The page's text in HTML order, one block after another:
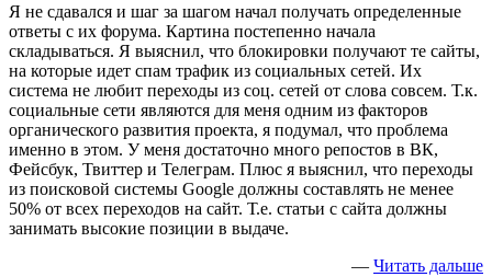
Я не сдавался и шаг за шагом начал получать определенные
ответы с их форума. Картина постепенно начала
складываться. Я выяснил, что блокировки получают те сайты,
на которые идет спам трафик из социальных сетей. Их
система не любит переходы из соц. сетей от слова совсем. Т.к.
социальные сети являются для меня одним из факторов
органического развития проекта, я подумал, что проблема
именно в этом. У меня достаточно много репостов в ВК,
Фейсбук, Твиттер и Телеграм. Плюс я выяснил, что переходы
из поисковой системы Google должны составлять не менее
50% от всех переходов на сайт. Т.е. статьи с сайта должны
занимать высокие позиции в выдаче.
— Читать дальше